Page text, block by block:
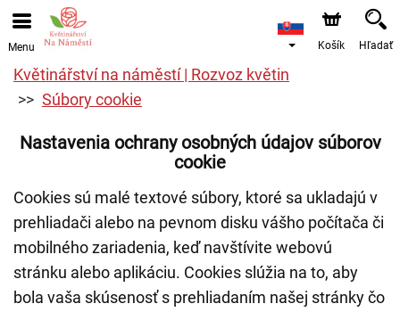
Menu Košík Hľadať
Květinářství na náměstí | Rozvoz květin
Súbory cookie
Nastavenia ochrany osobných údajov súborov
cookie
Cookies sú malé textové súbory, ktoré sa ukladajú v
prehliadači alebo na pevnom disku vášho počítača či
mobilného zariadenia, keď navštívite webovú
stránku alebo aplikáciu. Cookies slúžia na to, aby
bola vaša skúsenosť s prehliadaním našej stránky čo